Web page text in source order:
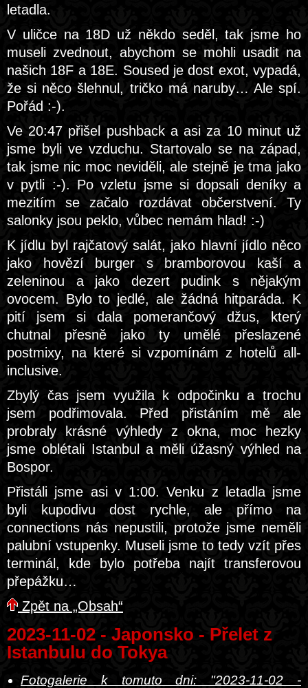
letadla.
V uličce na 18D už někdo seděl, tak jsme ho
museli zvednout, abychom se mohli usadit na
našich 18F a 18E. Soused je dost exot, vypadá,
že si něco šlehnul, tričko má naruby… Ale spí.
Pořád :-).
Ve 20:47 přišel pushback a asi za 10 minut už
jsme byli ve vzduchu. Startovalo se na západ,
tak jsme nic moc neviděli, ale stejně je tma jako
v pytli :-). Po vzletu jsme si dopsali deníky a
mezitím se začalo rozdávat občerstvení. Ty
salonky jsou peklo, vůbec nemám hlad! :-)
K jídlu byl rajčatový salát, jako hlavní jídlo něco
jako hovězí burger s bramborovou kaší a
zeleninou a jako dezert pudink s nějakým
ovocem. Bylo to jedlé, ale žádná hitparáda. K
pití jsem si dala pomerančový džus, který
chutnal přesně jako ty umělé přeslazené
postmixy, na které si vzpomínám z hotelů all-
inclusive.
Zbylý čas jsem využila k odpočinku a trochu
jsem podřimovala. Před přistáním mě ale
probraly krásné výhledy z okna, moc hezky
jsme oblétali Istanbul a měli úžasný výhled na
Bospor.
Přistáli jsme asi v 1:00. Venku z letadla jsme
byli kupodivu dost rychle, ale přímo na
connections nás nepustili, protože jsme neměli
palubní vstupenky. Museli jsme to tedy vzít přes
terminál, kde bylo potřeba najít transferovou
přepážku…
Zpět na „Obsah“
2023-11-02 - Japonsko - Přelet z
Istanbulu do Tokya
Fotogalerie k tomuto dni: "2023-11-02 -